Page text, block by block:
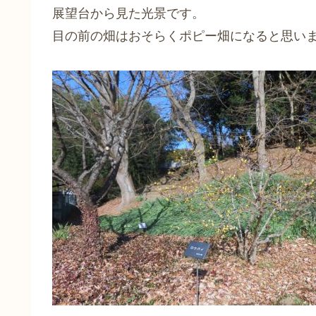
展望台から見た光景です。
目の前の畑はおそらくポピー畑になると思い